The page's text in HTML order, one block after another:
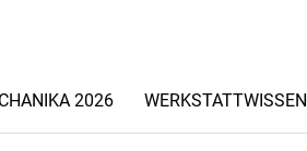
2026 WERKSTATTWISSEN